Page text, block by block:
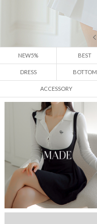
NEW5% BEST
DRESS BOTTOM
ACCESSORY